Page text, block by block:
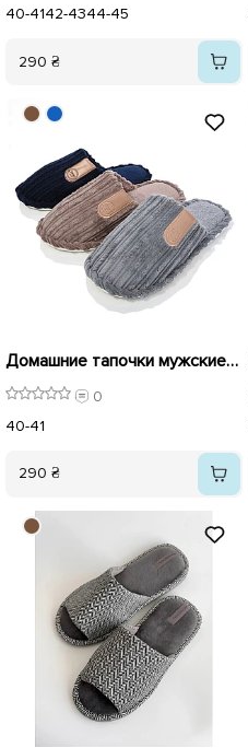
40-4142-4344-45
290 ₴
Домашние тапочки мужские 591141 Серые
0
40-41
290 ₴